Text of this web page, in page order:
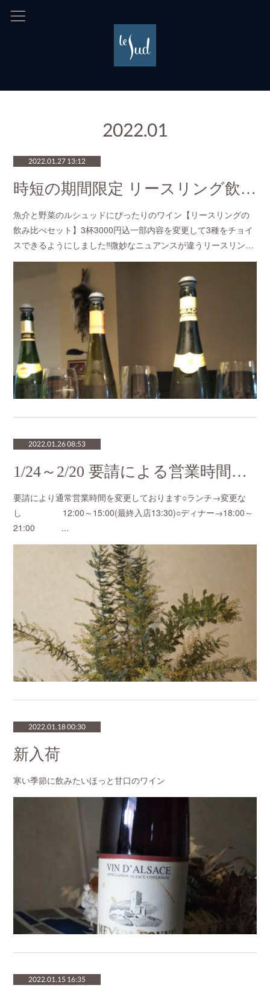
2022.01
2022.01.27 13:12
時短の期間限定 リースリング飲み比べセット
魚介と野菜のルシュッドにぴったりのワイン【リースリングの
飲み比べセット】3杯3000円込一部内容を変更して3種をチョイ
スできるようにしました‼️微妙なニュアンスが違うリースリン…
2022.01.26 08:53
1/24～2/20 要請による営業時間の変更
要請により通常営業時間を変更しております○ランチ→変更な
し 12:00～15:00(最終入店13:30)○ディナー→18:00～
21:00 ...
2022.01.18 00:30
新入荷
寒い季節に飲みたいほっと甘口のワイン
2022.01.15 16:35